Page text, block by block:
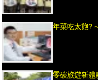
年菜吃太飽?
零碳旅遊新體